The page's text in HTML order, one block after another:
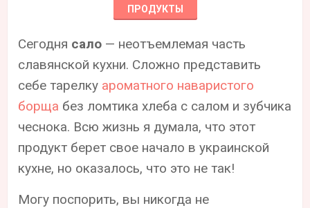
ПРОДУКТЫ
Сегодня сало — неотъемлемая часть
славянской кухни. Сложно представить
себе тарелку ароматного наваристого
борща без ломтика хлеба с салом и зубчика
чеснока. Всю жизнь я думала, что этот
продукт берет свое начало в украинской
кухне, но оказалось, что это не так!
Могу поспорить, вы никогда не